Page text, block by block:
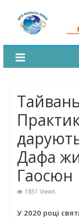
Дафа
Гаосюн
1851 Views
У 2020 році